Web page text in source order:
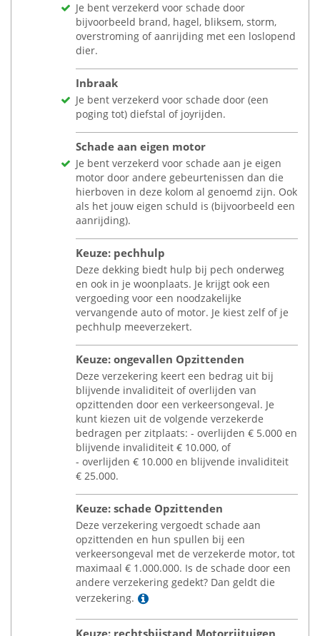
Je bent verzekerd voor schade door
bijvoorbeeld brand, hagel, bliksem, storm,
overstroming of aanrijding met een loslopend
dier.
Inbraak
Je bent verzekerd voor schade door (een
poging tot) diefstal of joyrijden.
Schade aan eigen motor
Je bent verzekerd voor schade aan je eigen
motor door andere gebeurtenissen dan die
hierboven in deze kolom al genoemd zijn. Ook
als het jouw eigen schuld is (bijvoorbeeld een
aanrijding).
Keuze: pechhulp
Deze dekking biedt hulp bij pech onderweg
en ook in je woonplaats. Je krijgt ook een
vergoeding voor een noodzakelijke
vervangende auto of motor. Je kiest zelf of je
pechhulp meeverzekert.
Keuze: ongevallen Opzittenden
Deze verzekering keert een bedrag uit bij
blijvende invaliditeit of overlijden van
opzittenden door een verkeersongeval. Je
kunt kiezen uit de volgende verzekerde
bedragen per zitplaats: - overlijden € 5.000 en
blijvende invaliditeit € 10.000, of
- overlijden € 10.000 en blijvende invaliditeit
€ 25.000.
Keuze: schade Opzittenden
Deze verzekering vergoedt schade aan
opzittenden en hun spullen bij een
verkeersongeval met de verzekerde motor, tot
maximaal € 1.000.000. Is de schade door een
andere verzekering gedekt? Dan geldt die
verzekering.
Lees meer